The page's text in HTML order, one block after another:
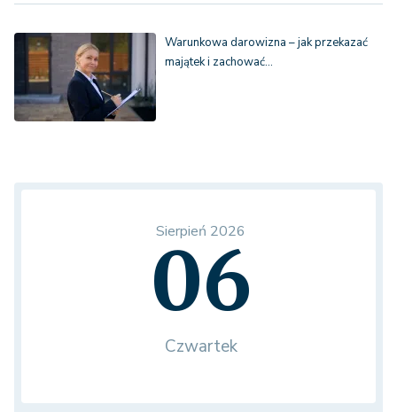
Warunkowa darowizna – jak przekazać
majątek i zachować…
Sierpień 2026
06
Czwartek